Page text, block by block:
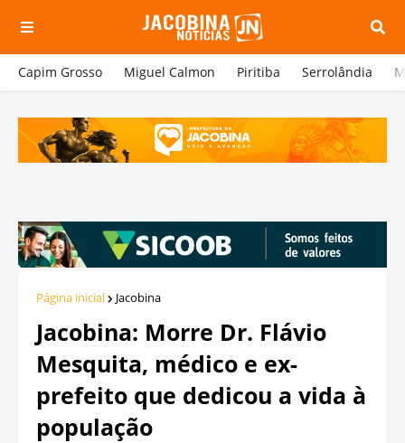
Capim Grosso Miguel Calmon Piritiba Serrolândia
Página inicial Jacobina
Jacobina: Morre Dr. Flávio
Mesquita, médico e ex-
prefeito que dedicou a vida à
população